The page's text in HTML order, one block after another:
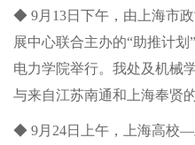
◆ 9月13日下午，由上海市
展中心联合主办的“助推计
电力学院举行。我处及机械
与来自江苏南通和上海奉贤
◆ 9月24日上午，上海高校